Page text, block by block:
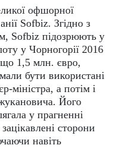
офшорної
Sofbiz. Згідно з
Sofbiz підозрюють у
у Чорногорії 2016
що 1,5 млн. євро,
бути використані
міністра, а потім і
Його
у прагненні
сторони
навіть